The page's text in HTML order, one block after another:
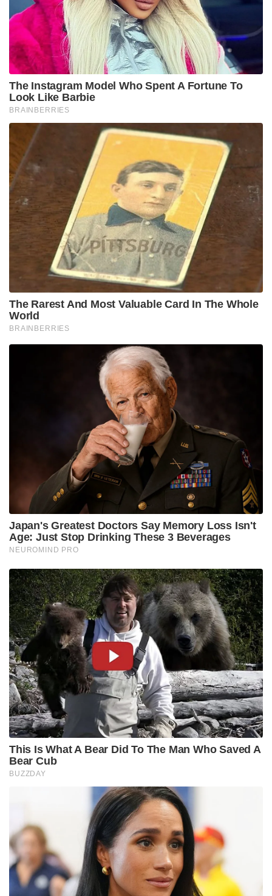
The Instagram Model Who Spent A Fortune To
Look Like Barbie
BRAINBERRIES
The Rarest And Most Valuable Card In The Whole
World
BRAINBERRIES
Japan's Greatest Doctors Say Memory Loss Isn't
Age: Just Stop Drinking These 3 Beverages
NEUROMIND PRO
This Is What A Bear Did To The Man Who Saved A
Bear Cub
BUZZDAY